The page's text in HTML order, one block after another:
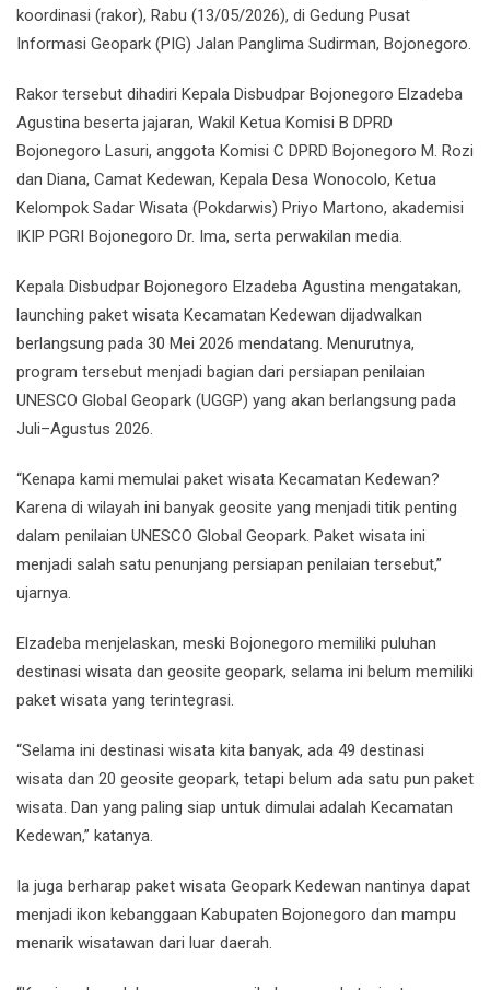
koordinasi (rakor), Rabu (13/05/2026), di Gedung Pusat
Informasi Geopark (PIG) Jalan Panglima Sudirman, Bojonegoro.
Rakor tersebut dihadiri Kepala Disbudpar Bojonegoro Elzadeba
Agustina beserta jajaran, Wakil Ketua Komisi B DPRD
Bojonegoro Lasuri, anggota Komisi C DPRD Bojonegoro M. Rozi
dan Diana, Camat Kedewan, Kepala Desa Wonocolo, Ketua
Kelompok Sadar Wisata (Pokdarwis) Priyo Martono, akademisi
IKIP PGRI Bojonegoro Dr. Ima, serta perwakilan media.
Kepala Disbudpar Bojonegoro Elzadeba Agustina mengatakan,
launching paket wisata Kecamatan Kedewan dijadwalkan
berlangsung pada 30 Mei 2026 mendatang. Menurutnya,
program tersebut menjadi bagian dari persiapan penilaian
UNESCO Global Geopark (UGGP) yang akan berlangsung pada
Juli–Agustus 2026.
“Kenapa kami memulai paket wisata Kecamatan Kedewan?
Karena di wilayah ini banyak geosite yang menjadi titik penting
dalam penilaian UNESCO Global Geopark. Paket wisata ini
menjadi salah satu penunjang persiapan penilaian tersebut,”
ujarnya.
Elzadeba menjelaskan, meski Bojonegoro memiliki puluhan
destinasi wisata dan geosite geopark, selama ini belum memiliki
paket wisata yang terintegrasi.
“Selama ini destinasi wisata kita banyak, ada 49 destinasi
wisata dan 20 geosite geopark, tetapi belum ada satu pun paket
wisata. Dan yang paling siap untuk dimulai adalah Kecamatan
Kedewan,” katanya.
Ia juga berharap paket wisata Geopark Kedewan nantinya dapat
menjadi ikon kebanggaan Kabupaten Bojonegoro dan mampu
menarik wisatawan dari luar daerah.